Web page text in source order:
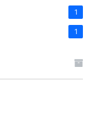
1
1